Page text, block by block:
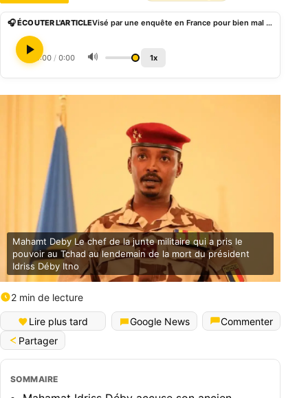
🎧 ÉCOUTER L'ARTICLE Visé par une enquête en France pour bien mal acquis, Mahamat Déby annule sa visite à l’Elysée
0:00 / 0:00 🔊 1x
Mahamt Deby Le chef de la junte militaire qui a pris le
pouvoir au Tchad au lendemain de la mort du président
Idriss Déby Itno
2 min de lecture
Lire plus tard Google News
Commenter
Partager
SOMMAIRE